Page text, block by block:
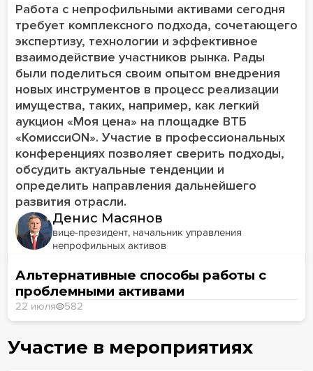
Работа с непрофильными активами сегодня
требует комплексного подхода, сочетающего
экспертизу, технологии и эффективное
взаимодействие участников рынка. Рады
были поделиться своим опытом внедрения
новых инструментов в процесс реализации
имущества, таких, например, как легкий
аукцион «Моя цена» на площадке ВТБ
«КомиссиON». Участие в профессиональных
конференциях позволяет сверить подходы,
обсудить актуальные тенденции и
определить направления дальнейшего
развития отрасли.
Денис Масянов
вице-президент, начальник управления
непрофильных активов
Альтернативные способы работы с
проблемными активами
22 июля 582
Участие в мероприятиях